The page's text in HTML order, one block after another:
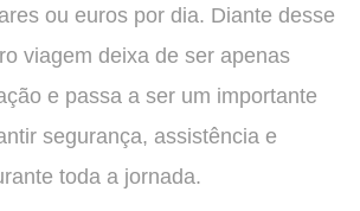
ou euros por dia. Diante desse
viagem deixa de ser apenas
e passa a ser um importante
segurança, assistência e
toda a jornada.